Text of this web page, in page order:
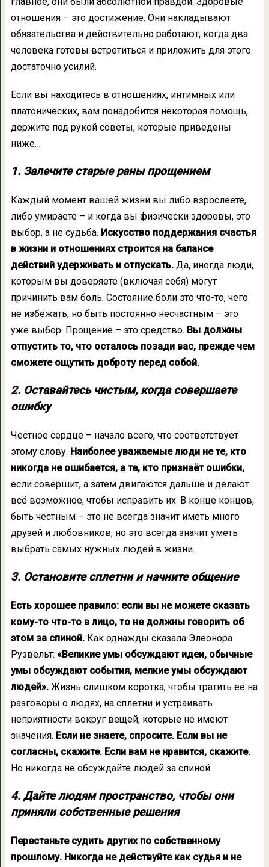
отношения – это достижение. Они накладывают
обязательства и действительно работают, когда два
человека готовы встретиться и приложить для этого
достаточно усилий.
Если вы находитесь в отношениях, интимных или
платонических, вам понадобится некоторая помощь,
держите под рукой советы, которые приведены
ниже…
1. Залечите старые раны прощением
Каждый момент вашей жизни вы либо взрослеете,
либо умираете – и когда вы физически здоровы, это
выбор, а не судьба. Искусство поддержания счастья
в жизни и отношениях строится на балансе
действий удерживать и отпускать.Да, иногда люди,
которым вы доверяете (включая себя) могут
причинить вам боль. Состояние боли это что-то, чего
не избежать, но быть постоянно несчастным – это
уже выбор. Прощение – это средство. Вы должны
отпустить то, что осталось позади вас, прежде чем
сможете ощутить доброту перед собой.
2. Оставайтесь чистым, когда совершаете
ошибку
Честное сердце – начало всего, что соответствует
этому слову. Наиболее уважаемые люди не те, кто
никогда не ошибается, а те, кто признаёт ошибки,
если совершит, а затем двигаются дальше и делают
всё возможное, чтобы исправить их. В конце концов,
быть честным – это не всегда значит иметь много
друзей и любовников, но это всегда значит уметь
выбрать самых нужных людей в жизни.
3. Остановите сплетни и начните общение
Есть хорошее правило: если вы не можете сказать
кому-то что-то в лицо, то не должны говорить об
этом за спиной.Как однажды сказала Элеонора
Рузвельт: «Великие умы обсуждают идеи, обычные
умы обсуждают события, мелкие умы обсуждают
людей».Жизнь слишком коротка, чтобы тратить её на
разговоры о людях, на сплетни и устраивать
неприятности вокруг вещей, которые не имеют
значения. Если не знаете, спросите. Если вы не
согласны, скажите. Если вам не нравится, скажите.
Но никогда не обсуждайте людей за спиной.
4. Дайте людям пространство, чтобы они
приняли собственные решения
Перестаньте судить других по собственному
прошлому. Никогда не действуйте как судья и не